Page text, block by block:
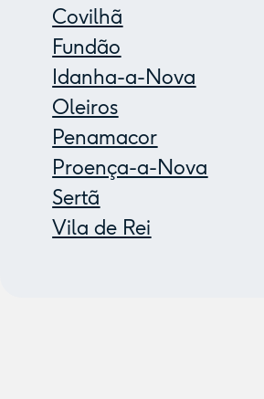
Covilhã
Fundão
Idanha-a-Nova
Oleiros
Penamacor
Proença-a-Nova
Sertã
Vila de Rei